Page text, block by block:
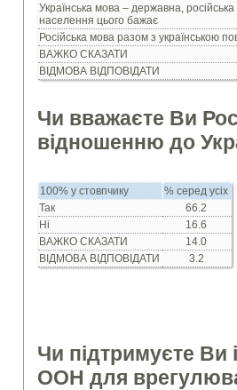
Українська мова – державна,
населення цього бажає
Російська мова разом з українською
ВАЖКО СКАЗАТИ
ВІДМОВА ВІДПОВІДАТИ
Чи вважаєте Ви
відношенню до
100% у стовпчику
% серед усіх
Так
66.2
Ні
16.6
ВАЖКО СКАЗАТИ
14.0
ВІДМОВА ВІДПОВІДАТИ
3.2
Чи підтримуєте Ви
ООН для